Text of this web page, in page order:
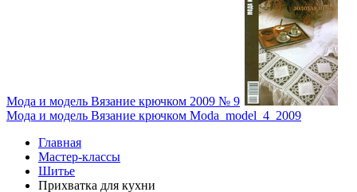
Мода и модель Вязание крючком 2009 № 9
Мода и модель Вязание крючком Moda_model_4_2009
Главная
Мастер-классы
Шитье
Прихватка для кухни